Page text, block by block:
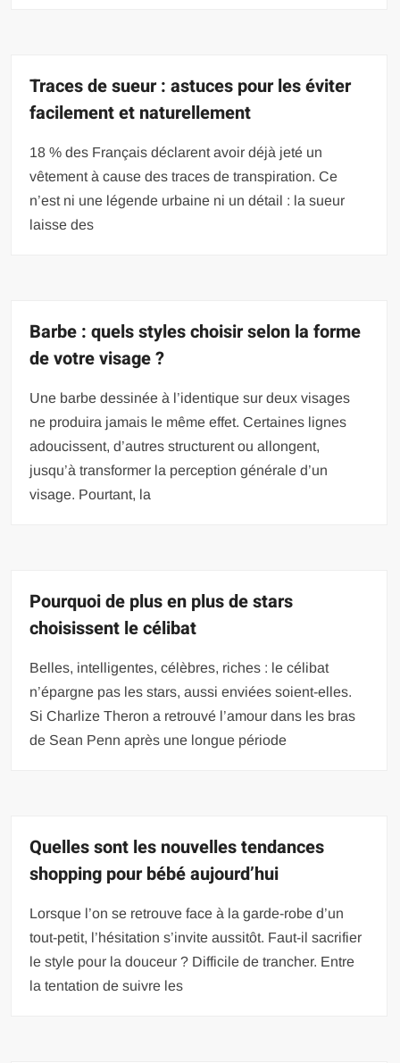
Traces de sueur : astuces pour les éviter
facilement et naturellement
18 % des Français déclarent avoir déjà jeté un
vêtement à cause des traces de transpiration. Ce
n’est ni une légende urbaine ni un détail : la sueur
laisse des
Barbe : quels styles choisir selon la forme
de votre visage ?
Une barbe dessinée à l’identique sur deux visages
ne produira jamais le même effet. Certaines lignes
adoucissent, d’autres structurent ou allongent,
jusqu’à transformer la perception générale d’un
visage. Pourtant, la
Pourquoi de plus en plus de stars
choisissent le célibat
Belles, intelligentes, célèbres, riches : le célibat
n’épargne pas les stars, aussi enviées soient-elles.
Si Charlize Theron a retrouvé l’amour dans les bras
de Sean Penn après une longue période
Quelles sont les nouvelles tendances
shopping pour bébé aujourd’hui
Lorsque l’on se retrouve face à la garde-robe d’un
tout-petit, l’hésitation s’invite aussitôt. Faut-il sacrifier
le style pour la douceur ? Difficile de trancher. Entre
la tentation de suivre les